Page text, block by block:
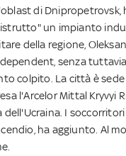
di Dnipropetrovsk,
un impianto
della regione,
senza
colpito. La città è sede
l'Arcelor Mittal Kryvyi
dell'Ucraina. I
ha aggiunto. Al